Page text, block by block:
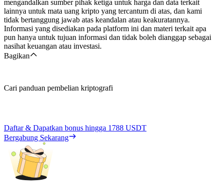
mengandalkan sumber pihak ketiga untuk harga dan data terkait
lainnya untuk mata uang kripto yang tercantum di atas, dan kami
tidak bertanggung jawab atas keandalan atau keakuratannya.
Informasi yang disediakan pada platform ini dan materi terkait apa
pun hanya untuk tujuan informasi dan tidak boleh dianggap sebagai
nasihat keuangan atau investasi.
Bagikan
Cari panduan pembelian kriptografi
Daftar & Dapatkan bonus hingga 1788 USDT
Bergabung Sekarang